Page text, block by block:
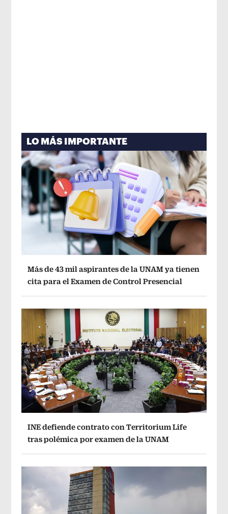
LO MÁS IMPORTANTE
Más de 43 mil aspirantes de la UNAM ya tienen
cita para el Examen de Control Presencial
INE defiende contrato con Territorium Life
tras polémica por examen de la UNAM